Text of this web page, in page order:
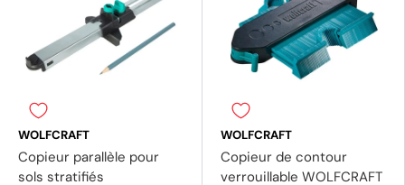
WOLFCRAFT
Copieur parallèle pour
sols stratifiés
WOLFCRAFT
Copieur de contour
verrouillable WOLFCRAFT